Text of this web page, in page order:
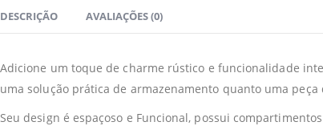
DESCRIÇÃO AVALIAÇÕES (0)
Adicione um toque de charme rústico e funcionalidade
uma solução prática de armazenamento quanto uma
Seu design é espaçoso e Funcional, possui